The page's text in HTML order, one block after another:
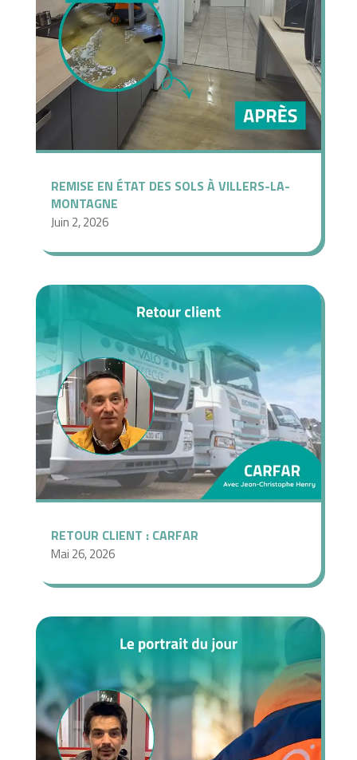
REMISE EN ÉTAT DES SOLS À VILLERS-LA-
MONTAGNE
Juin 2, 2026
RETOUR CLIENT : CARFAR
Mai 26, 2026